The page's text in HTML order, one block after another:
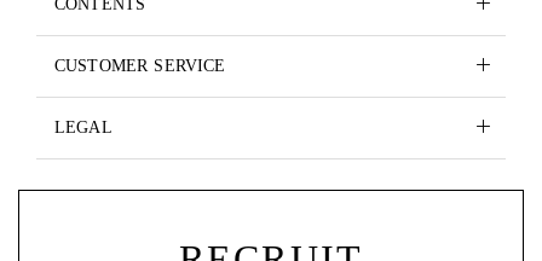
CONTENTS
CUSTOMER SERVICE
LEGAL